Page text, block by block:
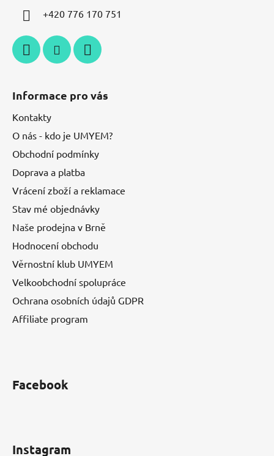
+420 776 170 751
Informace pro vás
Kontakty
O nás - kdo je UMYEM?
Obchodní podmínky
Doprava a platba
Vrácení zboží a reklamace
Stav mé objednávky
Naše prodejna v Brně
Hodnocení obchodu
Věrnostní klub UMYEM
Velkoobchodní spolupráce
Ochrana osobních údajů GDPR
Affiliate program
Facebook
Instagram